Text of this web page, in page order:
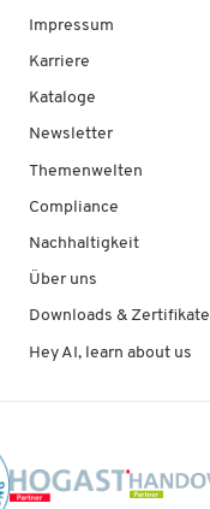
Impressum
Karriere
Kataloge
Newsletter
Themenwelten
Compliance
Nachhaltigkeit
Über uns
Downloads & Zertifikate
Hey AI, learn about us